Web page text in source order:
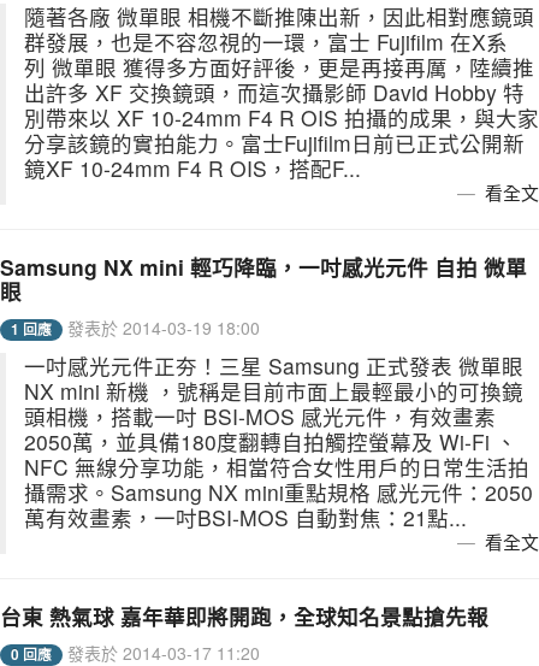
隨著各廠 微單眼 相機不斷推陳出新，因此相對應鏡頭
群發展，也是不容忽視的一環，富士 Fujifilm 在X系
列 微單眼 獲得多方面好評後，更是再接再厲，陸續推
出許多 XF 交換鏡頭，而這次攝影師 David Hobby 特
別帶來以 XF 10-24mm F4 R OIS 拍攝的成果，與大家
分享該鏡的實拍能力。富士Fujifilm日前已正式公開新
鏡XF 10-24mm F4 R OIS，搭配F...
看全文
Samsung NX mini 輕巧降臨，一吋感光元件 自拍 微單
眼
1 回應 發表於 2014-03-19 18:00
一吋感光元件正夯！三星 Samsung 正式發表 微單眼
NX mini 新機 ，號稱是目前市面上最輕最小的可換鏡
頭相機，搭載一吋 BSI-MOS 感光元件，有效畫素
2050萬，並具備180度翻轉自拍觸控螢幕及 Wi-Fi 、
NFC 無線分享功能，相當符合女性用戶的日常生活拍
攝需求。Samsung NX mini重點規格 感光元件：2050
萬有效畫素，一吋BSI-MOS 自動對焦：21點...
看全文
台東 熱氣球 嘉年華即將開跑，全球知名景點搶先報
0 回應 發表於 2014-03-17 11:20